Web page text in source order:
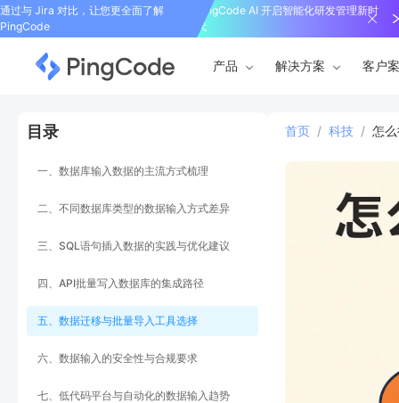
通过与 Jira 对比，让您更全面了解
PingCode
PingCode AI 开启智能化研发管理新时
代
产品 解决方案 客户
目录
一、数据库输入数据的主流方式梳理
二、不同数据库类型的数据输入方式差异
三、SQL语句插入数据的实践与优化建议
四、API批量写入数据库的集成路径
五、数据迁移与批量导入工具选择
六、数据输入的安全性与合规要求
七、低代码平台与自动化的数据输入趋势
首页 / 科技 / 怎